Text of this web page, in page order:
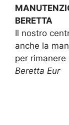
BERETTA
Il nostro
anche la
per rimanere
Beretta Eur